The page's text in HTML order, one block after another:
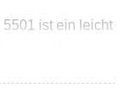
5501 ist ein leicht
finden kann